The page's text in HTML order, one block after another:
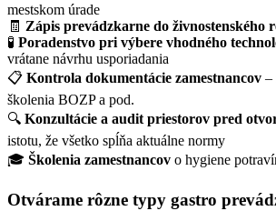
mestskom úrade
🧾 Zápis prevádzkarne do živnostenského
🧪 Poradenstvo pri výbere vhodného
vrátane návrhu usporiadania
📋 Kontrola dokumentácie zamestnancov –
školenia BOZP a pod.
🔍 Konzultácie a audit priestorov pred
istotu, že všetko spĺňa aktuálne normy
🎓 Školenia zamestnancov o hygiene
Otvárame rôzne typy gastro